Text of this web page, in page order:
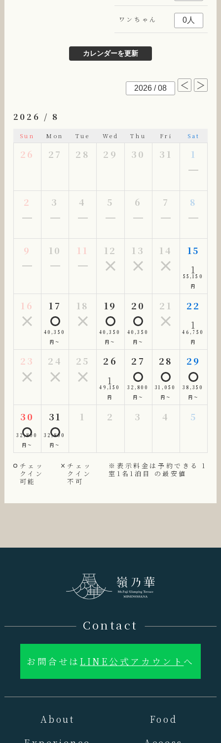
ワンちゃん
2026 / 8
Sun Mon Tue Wed Thu Fri Sat
26 27 28 29 30 31 1
2 3 4 5 6 7 8
9 10 11 12 13 14
15
1
55,150
円
16 17
40,350
円～
18 19
40,350
円～
20
40,350
円～
21
22
1
46,750
円
23 24 25
26
1
49,150
円
27
32,800
円～
28
31,050
円～
29
38,350
円～
30
32,800
円～
31
32,800
円～
1 2 3 4 5
チェッ
クイン
可能
チェッ
クイン
不可
※表示料金は予約できる 1
室1名1泊目 の最安値
Contact
お問合せは LINE公式アカウント へ
About
Food